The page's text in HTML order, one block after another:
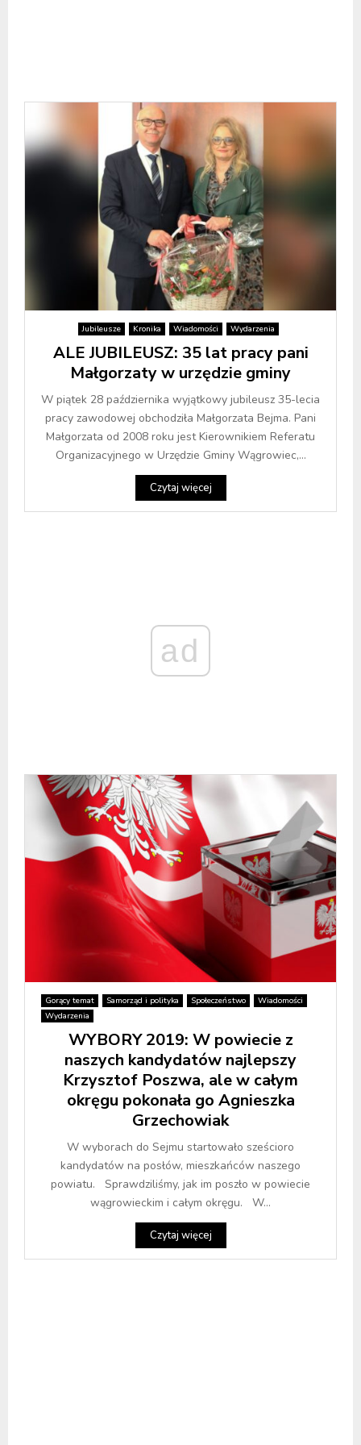
Jubileusze Kronika Wiadomości Wydarzenia
ALE JUBILEUSZ: 35 lat pracy pani
Małgorzaty w urzędzie gminy
W piątek 28 października wyjątkowy jubileusz 35-lecia
pracy zawodowej obchodziła Małgorzata Bejma. Pani
Małgorzata od 2008 roku jest Kierownikiem Referatu
Organizacyjnego w Urzędzie Gminy Wągrowiec,...
Czytaj więcej
ad
Gorący temat Samorząd i polityka Społeczeństwo
Wiadomości
Wydarzenia
WYBORY 2019: W powiecie z
naszych kandydatów najlepszy
Krzysztof Poszwa, ale w całym
okręgu pokonała go Agnieszka
Grzechowiak
W wyborach do Sejmu startowało sześcioro
kandydatów na posłów, mieszkańców naszego
powiatu. Sprawdziliśmy, jak im poszło w powiecie
wągrowieckim i całym okręgu. W...
Czytaj więcej